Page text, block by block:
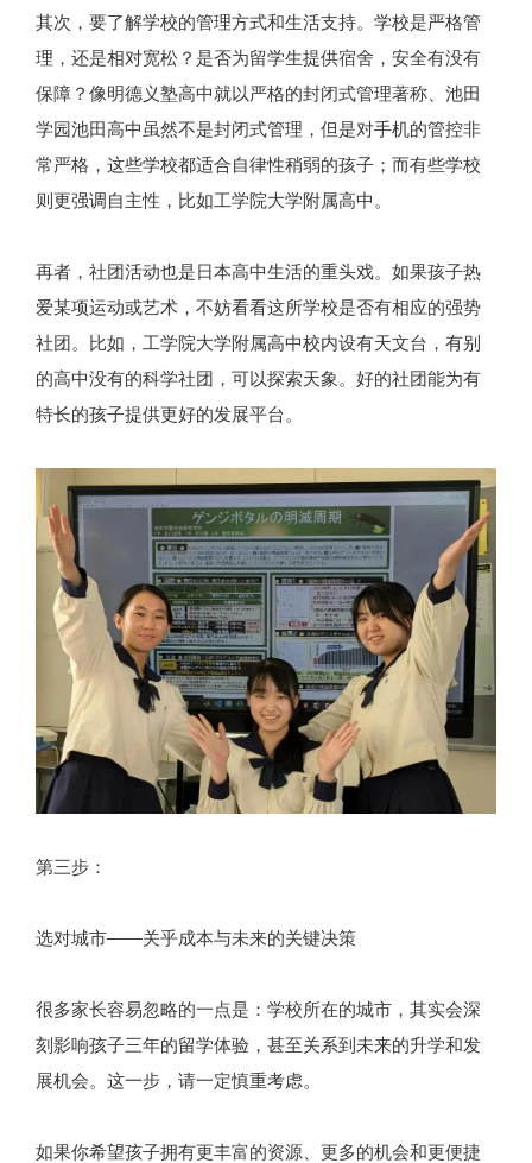
其次，要了解学校的管理方式和生活支持。学校是严格管
理，还是相对宽松？是否为留学生提供宿舍，安全有没有
保障？像明德义塾高中就以严格的封闭式管理著称、池田
学园池田高中虽然不是封闭式管理，但是对手机的管控非
常严格，这些学校都适合自律性稍弱的孩子；而有些学校
则更强调自主性，比如工学院大学附属高中。
再者，社团活动也是日本高中生活的重头戏。如果孩子热
爱某项运动或艺术，不妨看看这所学校是否有相应的强势
社团。比如，工学院大学附属高中校内设有天文台，有别
的高中没有的科学社团，可以探索天象。好的社团能为有
特长的孩子提供更好的发展平台。
第三步：
选对城市——关乎成本与未来的关键决策
很多家长容易忽略的一点是：学校所在的城市，其实会深
刻影响孩子三年的留学体验，甚至关系到未来的升学和发
展机会。这一步，请一定慎重考虑。
如果你希望孩子拥有更丰富的资源、更多的机会和更便捷